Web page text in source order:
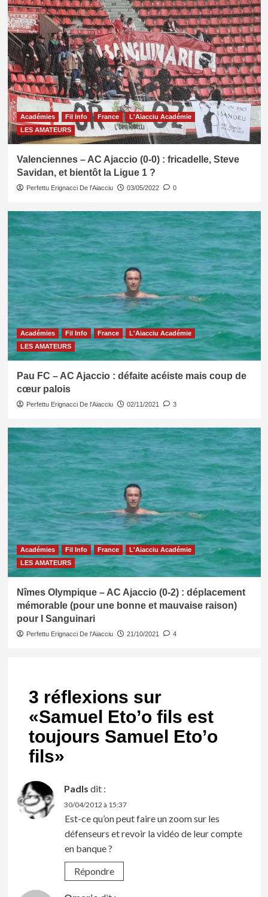
Académies Fil Info France
L'Aiacciu Académie
LES AMATEURS
Valenciennes – AC Ajaccio (0-0) : fricadelle, Steve
Savidan, et bientôt la Ligue 1 ?
Perfettu Erignacci De l'Aiacciu 03/05/2022 0
Académies Fil Info France
L'Aiacciu Académie
LES AMATEURS
Pau FC – AC Ajaccio : défaite acéiste mais coup de
cœur palois
Perfettu Erignacci De l'Aiacciu 02/11/2021 3
Académies Fil Info France
L'Aiacciu Académie
LES AMATEURS
Nîmes Olympique – AC Ajaccio (0-2) : déplacement
mémorable (pour une bonne et mauvaise raison)
pour I Sanguinari
Perfettu Erignacci De l'Aiacciu 21/10/2021 4
3 réflexions sur
«Samuel Eto’o fils est
toujours Samuel Eto’o
fils»
Padls dit :
30/04/2012 à 15:37
Est-ce qu’on peut faire un zoom sur les
défenseurs et revoir la vidéo de leur compte
en banque ?
Répondre